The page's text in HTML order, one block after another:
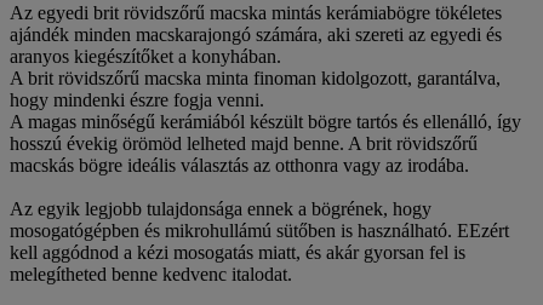
Az egyedi brit rövidszőrű macska mintás kerámiabögre tökéletes
ajándék minden macskarajongó számára, aki szereti az egyedi és
aranyos kiegészítőket a konyhában.
A brit rövidszőrű macska minta finoman kidolgozott, garantálva,
hogy mindenki észre fogja venni.
A magas minőségű kerámiából készült bögre tartós és ellenálló, így
hosszú évekig örömöd lelheted majd benne. A brit rövidszőrű
macskás bögre ideális választás az otthonra vagy az irodába.
Az egyik legjobb tulajdonsága ennek a bögrének, hogy
mosogatógépben és mikrohullámú sütőben is használható. EEzért
kell aggódnod a kézi mosogatás miatt, és akár gyorsan fel is
melegítheted benne kedvenc italodat.